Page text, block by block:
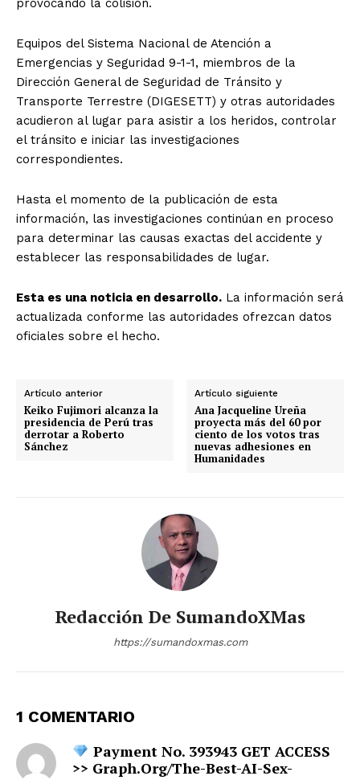
provocando la colisión.
Equipos del Sistema Nacional de Atención a
Emergencias y Seguridad 9-1-1, miembros de la
Dirección General de Seguridad de Tránsito y
Transporte Terrestre (DIGESETT) y otras autoridades
acudieron al lugar para asistir a los heridos, controlar
el tránsito e iniciar las investigaciones
correspondientes.
Hasta el momento de la publicación de esta
información, las investigaciones continúan en proceso
para determinar las causas exactas del accidente y
establecer las responsabilidades de lugar.
Esta es una noticia en desarrollo. La información será
actualizada conforme las autoridades ofrezcan datos
oficiales sobre el hecho.
Artículo anterior
Keiko Fujimori alcanza la
presidencia de Perú tras
derrotar a Roberto
Sánchez
Artículo siguiente
Ana Jacqueline Ureña
proyecta más del 60 por
ciento de los votos tras
nuevas adhesiones en
Humanidades
Redacción De SumandoXMas
https://sumandoxmas.com
1 COMENTARIO
Payment No. 393943 GET ACCESS
>> Graph.org/The-Best-AI-Sex-